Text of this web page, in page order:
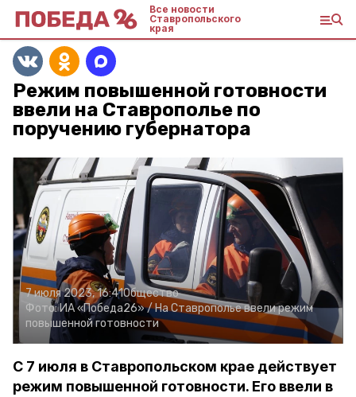
Все новости
Ставропольского
края
Режим повышенной готовности
ввели на Ставрополье по
поручению губернатора
7 июля 2023, 16:41Общество
Фото:ИА «Победа26» /На Ставрополье ввели режим
повышенной готовности
С 7 июля в Ставропольском крае действует
режим повышенной готовности. Его ввели в